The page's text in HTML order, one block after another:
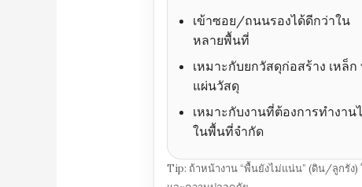
เข้าซอย/ถนนรองได้ดีกว่าใน
หลายพื้นที่
เหมาะกับยกวัสดุก่อสร้าง เหล็ก
แผ่นวัสดุ
เหมาะกับงานที่ต้องการทำงาน
ในพื้นที่จำกัด
Tip: ถ้าหน้างาน “พื้นยังไม่แน่น” (ดิน/ลูกรัง)